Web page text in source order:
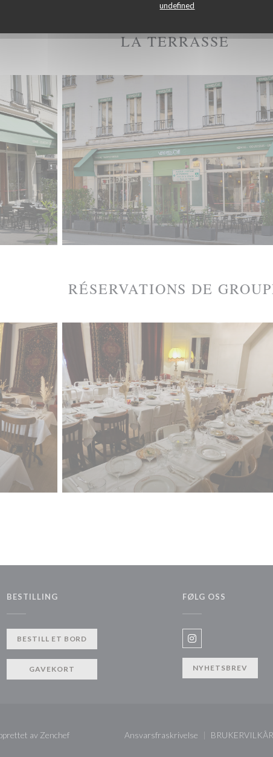
undefined
LA TERRASSE
RÉSERVATIONS DE
BESTILLING
BESTILL ET BORD
GAVEKORT
FØLG OSS
Instagram ((åpner i
NYHETSBREV
av Zenchef((åpner i et nytt vindu))Ansvarsfraskrivelse
((åpner i et nytt vindu))
BRUKERVILKÅR